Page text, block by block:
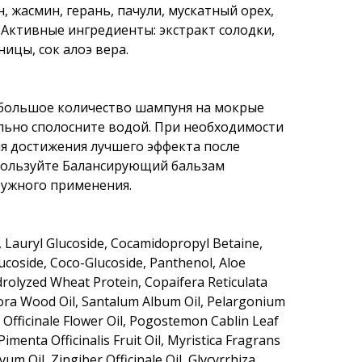
жасмин, герань, пачули, мускатный орех,
ингредиенты: экстракт солодки,
сок алоэ вера.
количество шампуня на мокрые
сполосните водой. При необходимости
достижения лучшего эффекта после
Балансирующий бальзам
применения.
Glucoside, Cocamidopropyl Betaine,
Coco-Glucoside, Panthenol, Aloe
Wheat Protein, Copaifera Reticulata
Wood Oil, Santalum Album Oil, Pelargonium
Flower Oil, Pogostemon Cablin Leaf
Officinalis Fruit Oil, Myristica Fragrans